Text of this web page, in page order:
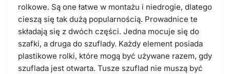
rolkowe. Są one łatwe w montażu i niedrogie, dlatego
cieszą się tak dużą popularnością. Prowadnice te
składają się z dwóch części. Jedna mocuje się do
szafki, a druga do szuflady. Każdy element posiada
plastikowe rolki, które mogą być używane razem, gdy
szuflada jest otwarta. Tusze szuflad nie muszą być